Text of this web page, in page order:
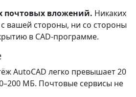
почтовых вложений. Никаких
вашей стороны, ни со стороны
в CAD-программе.
AutoCAD легко превышает 20
МБ. Почтовые сервисы не